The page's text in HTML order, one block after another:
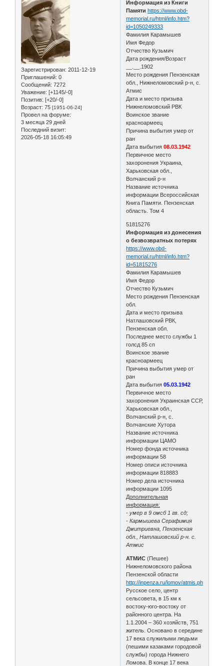
Зарегистрирован: 2011-12-19
Приглашений: 0
Сообщений: 7272
Уважение: [+1145/-0]
Позитив: [+20/-0]
Возраст: 75 [1951-06-24]
Провел на форуме:
3 месяца 29 дней
Последний визит:
2026-05-18 16:05:49
Информация из Книги
Памяти https://www.obd-
memorial.ru/html/info.htm?
id=1050249333
Фамилия Карамышев
Имя Федор
Отчество Кузьмич
Дата рождения/Возраст
__.__.1902
Место рождения Пензенская
обл., Нижнеломовский р-н, с.
Атмис
Дата и место призыва
Нижнеломовский РВК
Воинское звание
красноармеец
Причина выбытия умер от
ран
Дата выбытия08.03.1942
Первичное место
захоронения Украина,
Харьковская обл.,
Волчанский р-н
Название источника
информации Всероссийская
Книга Памяти. Пензенская
область. Том 4
51815276
Информация из донесения
о безвозвратных потерях
https://www.obd-
memorial.ru/html/info.htm?
id=51815276
Фамилия Карамышев
Имя Федор
Отчество Кузьмич
Место рождения Пензенская
обл.
Дата и место призыва
Натлашовский РВК,
Пензенская обл.
Последнее место службы 1
голсд 85 сп
Воинское звание
красноармеец
Причина выбытия умер от
ран
Дата выбытия05.03.1942
Первичное место
захоронения Украинская ССР,
Харьковская обл.,
Волчанский р-н, с.
Волчанские Хутора
Название источника
информации ЦАМО
Номер фонда источника
информации 58
Номер описи источника
информации 818883
Номер дела источника
информации 1095
Дополнительная
информация:
- умер в 9 омсб 1 гв. сд;
- Кармышева Серафимия
Дмитриевна, Пензенская
обл., Натлашовский р-н. с.
Атмис
АТМИС (Пешее)
Нижнеломовского района
Пензенской области
http://inpenza.ru/lomov/atmis.php
Русское село, центр
сельсовета, в 15 км к
востоку-юго-востоку от
районного центра. На
1.1.2004 – 360 хозяйств, 751
житель. Основано в середине
17 века служилыми людьми
(пешими казаками городовой
службы) города Нижнего
Ломова. В конце 17 века